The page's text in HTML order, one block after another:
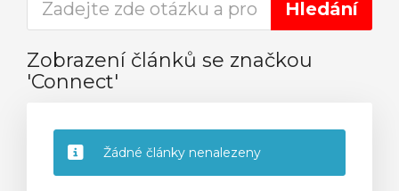
Zobrazení článků se značkou
'Connect'
Žádné články nenalezeny